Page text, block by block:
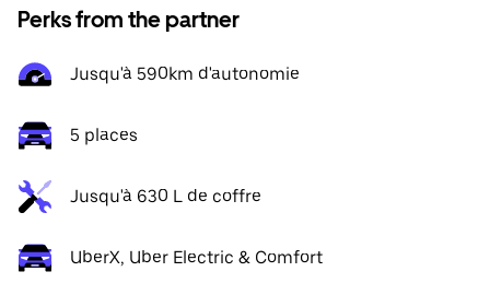
Perks from the partner
Jusqu'à 590km d'autonomie
5 places
Jusqu'à 630 L de coffre
UberX, Uber Electric & Comfort